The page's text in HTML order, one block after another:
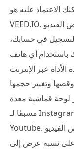
الاعتماد عليه هو
VEED.IO. هذه الأداة المستندة إلى الويب قادرة على قص الفيديو
في حسابك،
باستخدام أي هاتف
عبر الإنترنت
وتغيير حجمها
قماشية معدة
مسبقًا لـ Instagram و TikTok و Snapchat و Twitter و
Youtube. لا تحتاج إلى قضاء الكثير من الوقت في قص الفيديو
على نسبة عرض إلى